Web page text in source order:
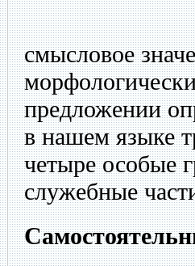
смысловое
предложении
в нашем языке
четыре особые
служебные